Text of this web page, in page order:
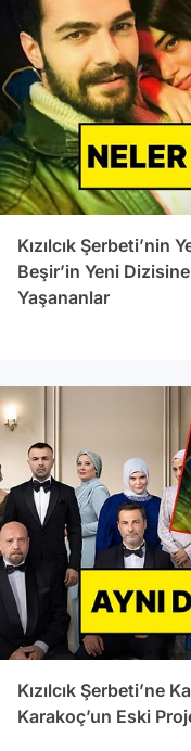
Kızılcık Şerbeti’nin
Beşir’in Yeni
Yaşananlar
Kızılcık Şerbeti’ne
Karakoç’un Eski